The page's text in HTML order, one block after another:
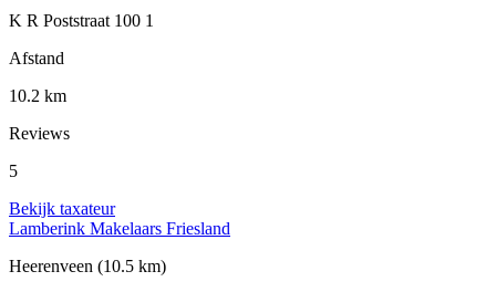
K R Poststraat 100 1
Afstand
10.2 km
Reviews
5
Bekijk taxateur
Lamberink Makelaars Friesland
Heerenveen (10.5 km)